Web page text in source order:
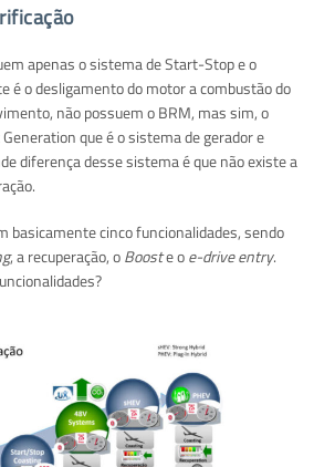
apenas o sistema de Start-Stop e o
é o desligamento do motor a combustão do
não possuem o BRM, mas sim, o
que é o sistema de gerador e
diferença desse sistema é que não existe a
basicamente cinco funcionalidades, sendo
, a recuperação, oBooste oe-drive entry.